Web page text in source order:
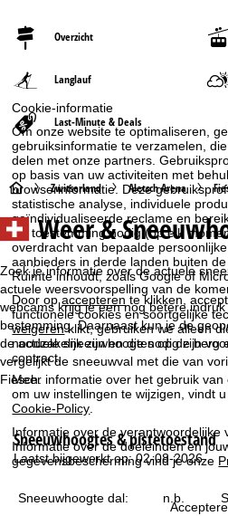
Cookie-informatie
Om onze website te optimaliseren,
gebruiksinformatie te verzamelen,
delen met onze partners.
op basis van uw activiteiten met
browserinformatie. Deze
statistische analyse, individuele
geïndividualiseerde reclame en
uw toestemming nodig (op elk
overdracht van bepaalde
aanbieders in derde landen buiten
Ruimte inhoudt, zoals Google of
Door opaccepteren te klikken,
functionele cookies en soortgelijke
weigerenklikt, gebruiken we alleen
noodzakelijk zijn en die nodig zijn
contract.
Meer informatie over het gebruik
om uw instellingen te wijzigen, vindt
Cookie-Policy
Informatie over de verantwoordelijke
Informatie over de doeleinden en
gegevensbescherming vind je onze
Overzicht
Langlauf
Last-Minute & Deals
S
t
a
r
t
p
a
g
Zwitserland Aletsch Arena
Weer &
Zoek je informatie over de actuele
actuele weersvoorspelling van de
webcams krijg je een nog betere
bestemming. Daarnaast kun je de
de actuele sneeuwhoogtes op de berg
vergelijkt de sneeuwval met die van
Fiesch.
Sneeuwhoogtes & pistetoestand
Laatst bijgewerkt op: 02-08-2026
Sneeuwhoogte dal: n.b.